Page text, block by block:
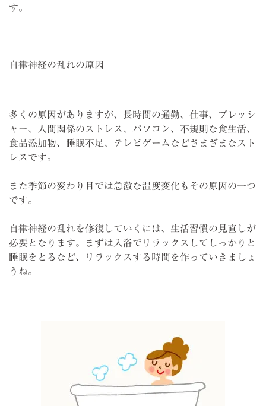
す。
自律神経の乱れの原因
多くの原因がありますが、長時間の通勤、仕事、プレッシ
ャー、人間関係のストレス、パソコン、不規則な食生活、
食品添加物、睡眠不足、テレビゲームなどさまざまなスト
レスです。
また季節の変わり目では急激な温度変化もその原因の一つ
です。
自律神経の乱れを修復していくには、生活習慣の見直しが
必要となります。まずは入浴でリラックスしてしっかりと
睡眠をとるなど、リラックスする時間を作っていきましょ
うね。